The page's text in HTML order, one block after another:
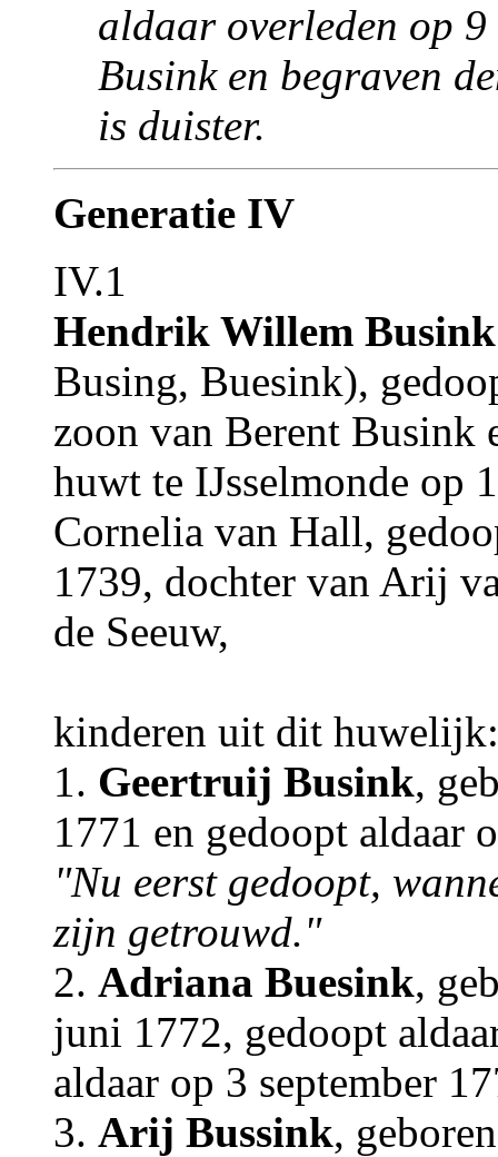
aldaar overleden op
Busink en begraven
is duister.
Generatie IV
IV.1
Hendrik Willem Busink
Busing, Buesink),
zoon van Berent Busink
huwt te IJsselmonde op
Cornelia van Hall,
1739, dochter van Arij
de Seeuw,
kinderen uit dit huwelijk:
1. Geertruij Busink,
1771 en gedoopt aldaar
"Nu eerst gedoopt,
zijn getrouwd."
2. Adriana Buesink,
juni 1772, gedoopt
aldaar op 3 september
3. Arij Bussink,